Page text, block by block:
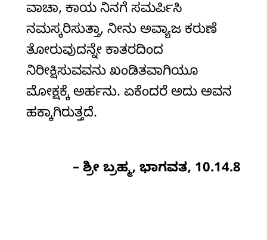
ವಾಚಾ, ಕಾಯ ನಿನಗೆ ಸಮರ್ಪಿಸಿ
ನಮಸ್ಕರಿಸುತ್ತಾ, ನೀನು ಅವ್ಯಾಜ ಕರುಣೆ
ತೋರುವುದನ್ನೇ ಕಾತರದಿಂದ
ನಿರೀಕ್ಷಿಸುವವನು ಖಂಡಿತವಾಗಿಯೂ
ಮೋಕ್ಷಕ್ಕೆ ಅರ್ಹನು. ಏಕೆಂದರೆ ಅದು ಅವನ
ಹಕ್ಕಾಗಿರುತ್ತದೆ.
– ಶ್ರೀ ಬ್ರಹ್ಮ, ಭಾಗವತ, 10.14.8